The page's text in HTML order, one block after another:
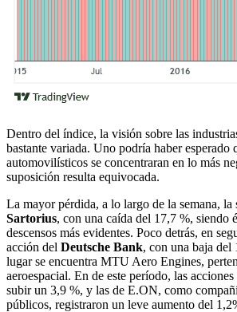
Dentro del índice, la visión sobre las
bastante variada. Uno podría haber esperado
automovilísticos se concentraran en lo más
suposición resulta equivocada.
La mayor pérdida, a lo largo de la semana,
Sartorius, con una caída del 17,7 %, siendo
descensos más evidentes. Poco detrás, en
acción del Deutsche Bank, con una baja del
lugar se encuentra MTU Aero Engines,
aeroespacial. En de este período, las acciones
subir un 3,9 %, y las de E.ON, como
públicos, registraron un leve aumento del